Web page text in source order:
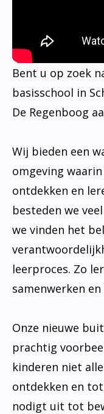
Bent u op zoek
basisschool in
De Regenboog
Wij bieden een
omgeving
ontdekken en
besteden we
we vinden het
leerproces. Zo
samenwerken
Onze nieuwe
prachtig
kinderen niet
ontdekken en
nodigt uit tot